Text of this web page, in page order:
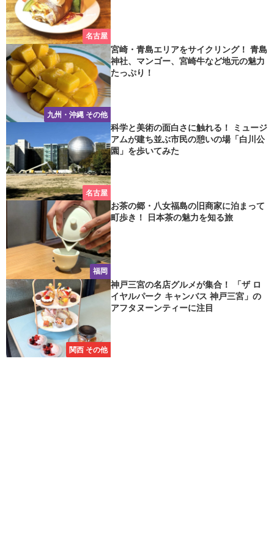
名古屋
九州・沖縄 その他
宮崎・青島エリアをサイクリング！ 青島
神社、マンゴー、宮崎牛など地元の魅力
たっぷり！
名古屋
科学と美術の面白さに触れる！ ミュージ
アムが建ち並ぶ市民の憩いの場「白川公
園」を歩いてみた
福岡
お茶の郷・八女福島の旧商家に泊まって
町歩き！ 日本茶の魅力を知る旅
関西 その他
神戸三宮の名店グルメが集合！ 「ザ ロ
イヤルパーク キャンバス 神戸三宮」の
アフタヌーンティーに注目